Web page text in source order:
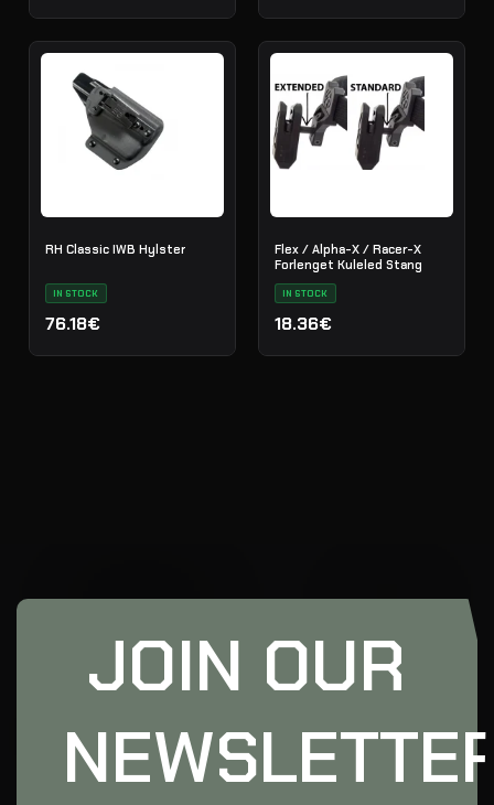
RH Classic IWB Hylster
IN STOCK
76.18€
Flex / Alpha-X / Racer-X
Forlenget Kuleled Stang
IN STOCK
18.36€
JOIN OUR